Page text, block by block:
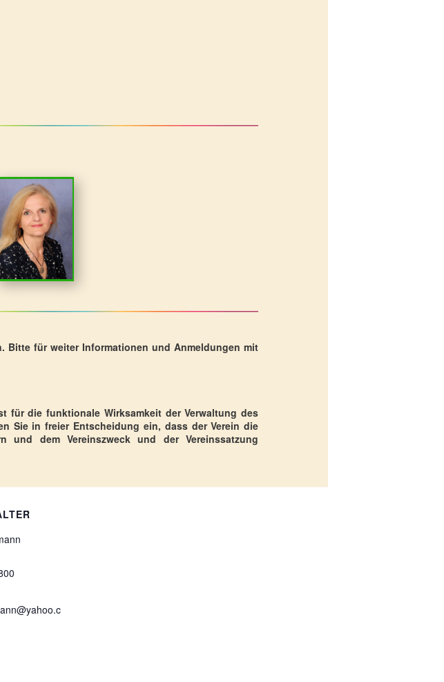
Bitte für weiter Informationen und Anmeldungen mit
für die funktionale Wirksamkeit der Verwaltung des
Sie in freier Entscheidung ein, dass der Verein die
und dem Vereinszweck und der Vereinssatzung